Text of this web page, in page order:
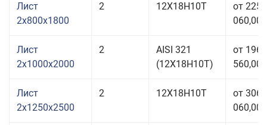
Лист
2x800x1800
2 12Х18Н10Т
от 225
060,00
Лист
2x1000x2000
2
AISI 321
(12Х18Н10Т)
от 196
560,00
Лист
2x1250x2500
2 12Х18Н10Т
от 306
060,00